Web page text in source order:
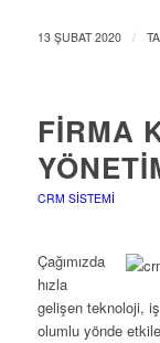
13 ŞUBAT 2020 /
FIRMA
CRM SISTEMI
Çağımızda
hızla
gelişen teknoloji,
olumlu yönde